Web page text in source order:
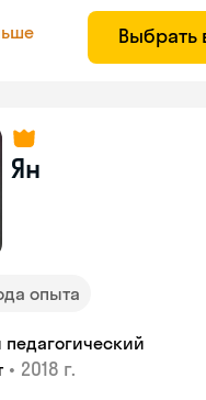
Выбрать
Ян
опыта
• 2018 г.